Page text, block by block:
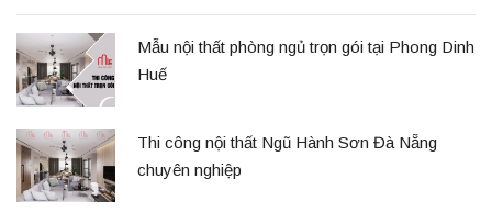
Mẫu nội thất phòng ngủ trọn gói tại Phong Dinh
Huế
Thi công nội thất Ngũ Hành Sơn Đà Nẵng
chuyên nghiệp